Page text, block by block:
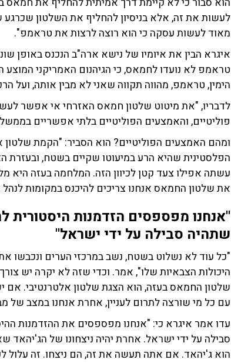
לעשות את זה, אלא בניסיון להחליף את השלטון שכרגע
מאוד לעשות עסקה כי הוא רוצה לרצות את טראמפ".
איגרא הבין את איומיו של נישא ארה"ב הנכנס באופן
טראמפ לא נועדו לחמאס, כי הגיהנום האמריקני
הימין, טראמפ, מהווה תקווה שאני לא מבין אותה, ועל
לדבריו, "את מיטוט שלטון חמאס האזרחי אי אפשר
פוליטיים, והאמצעים הפוליטיים בלתי אפשריים
ומהם האמצעים הפוליטיים? הוא הסביר: "הקמת
הפלסטינית שהיא הרע במיעוטו שקיים בשטח, ובעזרת
עשתה אפילו צעד קטן לכיוון הזה. המלחמה בעזה
את שלטון החמאס אנחנו צריכים להיכנס במקומות
"אנחנו מפספסים הזדמנות
שתהיה סבילה על ידי ישראל"
"כל עוד לא נשלוט בשטח, נשב במרכזי הערים ונכבשו
היכולות הצבאיות שלו", אמר. וכדי שזה לא יקרה יש
שלטון החמאס בעזה, הוא הצגת שלטון אלטרנטיבי.
עם כל מי שורצה לתרום לעניין, אחרת אנחנו במצב של
עדו אמר איגרא כי: "אנחנו מפספסים את ההזדמנות
סבילה על ידי ישראל. אחרת יהיה ניצחונו של הג'יהאד
הוא ג'יהאד. אם אתה תעשה את זה, הם ניצחו. זה עלול